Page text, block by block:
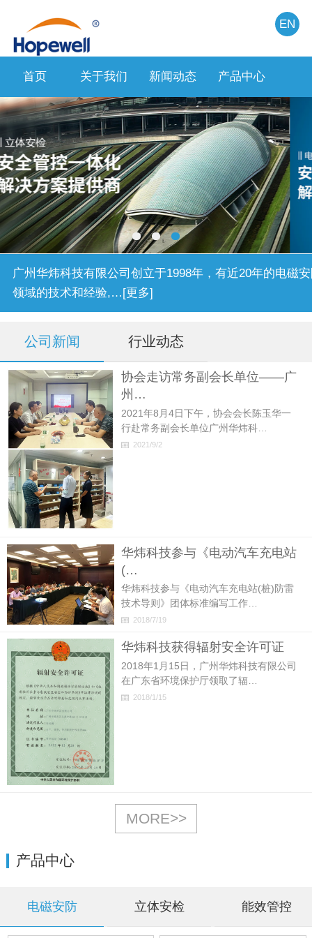
EN
首页 关于我们 新闻动态 产品中心
广州华炜科技有限公司创立于1998年，有近20年的电磁
领域的技术和经验,…[更多]
公司新闻 行业动态
协会走访常务副会长单位——广
州…
2021年8月4日下午，协会会长陈玉华一
行赴常务副会长单位广州华炜科…
2021/9/2
华炜科技参与《电动汽车充电站
(…
华炜科技参与《电动汽车充电站(桩)防雷
技术导则》团体标准编写工作…
2018/7/19
华炜科技获得辐射安全许可证
2018年1月15日，广州华炜科技有限公司
在广东省环境保护厅领取了辐…
2018/1/15
MORE>>
产品中心
电磁安防 立体安检 能效管控